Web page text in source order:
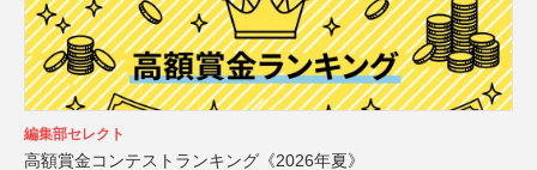
編集部セレクト
高額賞金コンテストランキング《2026年夏》